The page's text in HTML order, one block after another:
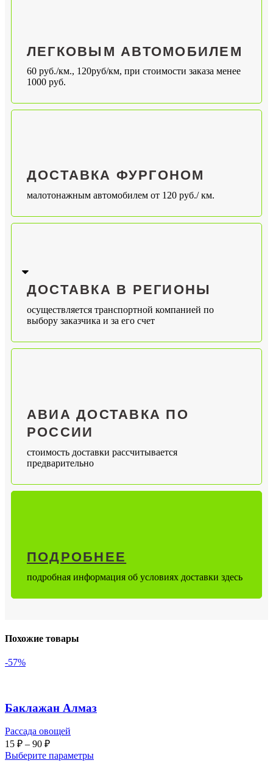
ЛЕГКОВЫМ АВТОМОБИЛЕМ
60 руб./км., 120руб/км, при стоимости заказа менее
1000 руб.
ДОСТАВКА ФУРГОНОМ
малотонажным автомобилем от 120 руб./ км.
ДОСТАВКА В РЕГИОНЫ
осуществляется транспортной компанией по
выбору заказчика и за его счет
АВИА ДОСТАВКА ПО
РОССИИ
стоимость доставки рассчитывается
предварительно
ПОДРОБНЕЕ
подробная информация об условиях доставки здесь
Похожие товары
-57%
Баклажан Алмаз
Рассада овощей
15 ₽ – 90 ₽
Выберите параметры